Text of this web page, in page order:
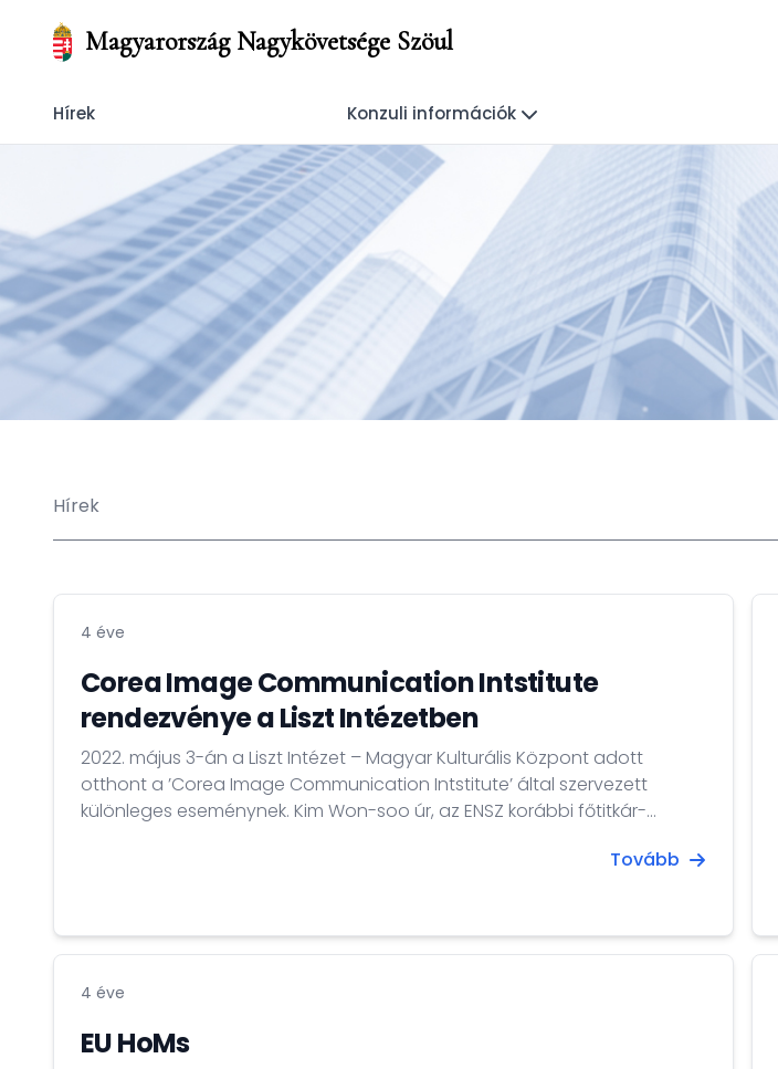
Magyarország Nagykövetsége Szöul
Hírek Konzuli információk
Hírek
4 éve
Corea Image Communication Intstitute
rendezvénye a Liszt Intézetben
2022. május 3-án a Liszt Intézet – Magyar Kulturális Központ adott
otthont a ’Corea Image Communication Intstitute’ által szervezett
különleges eseménynek. Kim Won-soo úr, az ENSZ korábbi főtitkár-
és Korea jövője’ címmel. A rendezvényen jelen volt Dr. Csoma Mózes
Tovább
4 éve
EU HoMs